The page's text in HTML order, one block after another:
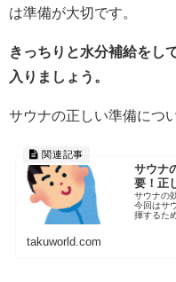
は準備が大切です。
きっちりと水分補給をし
入りましょう。
サウナの正しい準備につ
サウナ
要！正
サウナの
今回はサ
揮するた
takuworld.com